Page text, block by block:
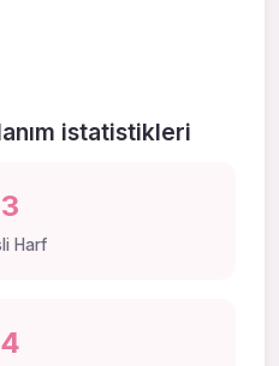
istatistikleri
3
Harf
4